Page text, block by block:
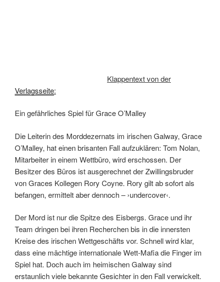
Klappentext von der
Verlagsseite:
Ein gefährliches Spiel für Grace O’Malley
Die Leiterin des Morddezernats im irischen Galway, Grace
O’Malley, hat einen brisanten Fall aufzuklären: Tom Nolan,
Mitarbeiter in einem Wettbüro, wird erschossen. Der
Besitzer des Büros ist ausgerechnet der Zwillingsbruder
von Graces Kollegen Rory Coyne. Rory gilt ab sofort als
befangen, ermittelt aber dennoch – ›undercover‹.
Der Mord ist nur die Spitze des Eisbergs. Grace und ihr
Team dringen bei ihren Recherchen bis in die innersten
Kreise des irischen Wettgeschäfts vor. Schnell wird klar,
dass eine mächtige internationale Wett-Mafia die Finger im
Spiel hat. Doch auch im heimischen Galway sind
erstaunlich viele bekannte Gesichter in den Fall verwickelt.